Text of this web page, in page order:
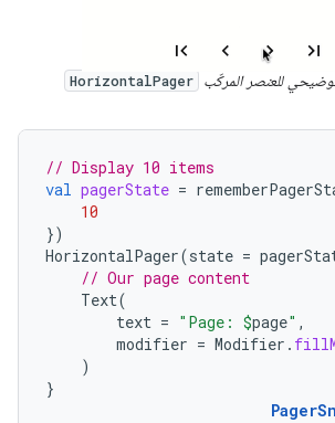
للعنصر المركّب HorizontalPager
// Display 10 items
val pagerState =
10
})
HorizontalPager(state =
// Our page content
Text(
text = "Page: $page" ,
modifier = Modifier .
)
}